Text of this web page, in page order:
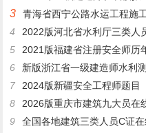
3
青海省西宁公路水运工程施
4
2022版河北省水利厅三类人
5
2021版福建省注册安全师历
6
新版浙江省一级建造师水利
7
2024版新疆安全工程师题目
8
2026版重庆市建筑九大员在
9
全国各地建筑三类人员C证